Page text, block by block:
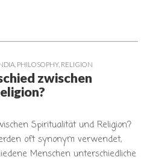
PHILOSOPHY, RELIGION
zwischen
Spiritualität und Religion?
oft synonym verwendet,
Menschen unterschiedliche